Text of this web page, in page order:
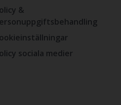
&
sociala medier